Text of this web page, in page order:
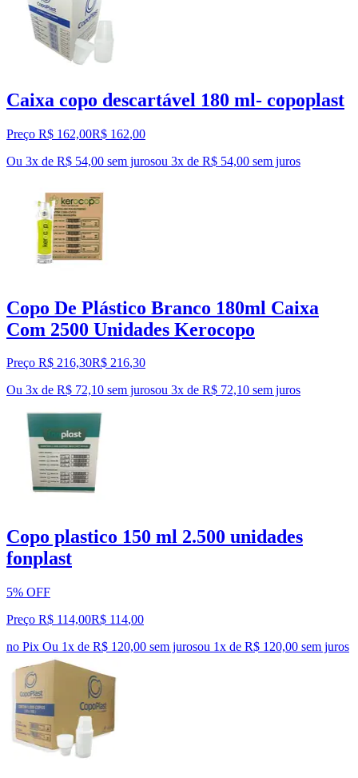
Caixa copo descartável 180 ml- copoplast
Preço R$ 162,00R$ 162,00
Ou 3x de R$ 54,00 sem jurosou 3x de R$ 54,00 sem juros
Copo De Plástico Branco 180ml Caixa
Com 2500 Unidades Kerocopo
Preço R$ 216,30R$ 216,30
Ou 3x de R$ 72,10 sem jurosou 3x de R$ 72,10 sem juros
Copo plastico 150 ml 2.500 unidades
fonplast
5% OFF
Preço R$ 114,00R$ 114,00
no Pix Ou 1x de R$ 120,00 sem jurosou 1x de R$ 120,00 sem juros